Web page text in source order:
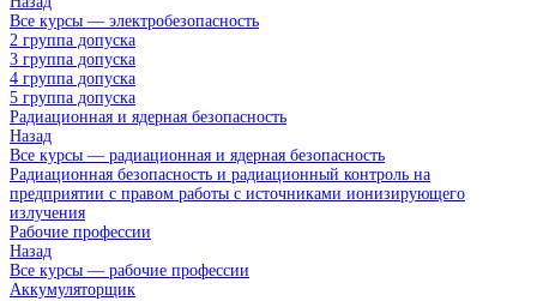
Все курсы — электробезопасность
2 группа допуска
3 группа допуска
4 группа допуска
5 группа допуска
Радиационная и ядерная безопасность
Назад
Все курсы — радиационная и ядерная безопасность
Радиационная безопасность и радиационный контроль на
предприятии с правом работы с источниками ионизирующего
излучения
Рабочие профессии
Назад
Все курсы — рабочие профессии
Аккумуляторщик